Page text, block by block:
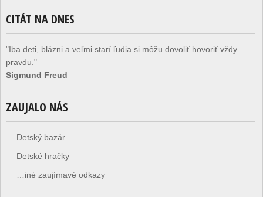
CITÁT NA DNES
"Iba deti, blázni a veľmi starí ľudia si môžu dovoliť hovoriť vždy
pravdu."
Sigmund Freud
ZAUJALO NÁS
Detský bazár
Detské hračky
…iné zaujímavé odkazy